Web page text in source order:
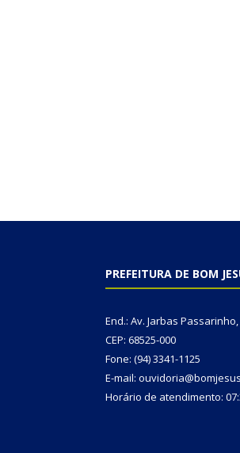
PREFEITURA DE BOM
End.: Av. Jarbas
CEP: 68525-000
Fone: (94) 3341-1125
E-mail:
Horário de atendimento: